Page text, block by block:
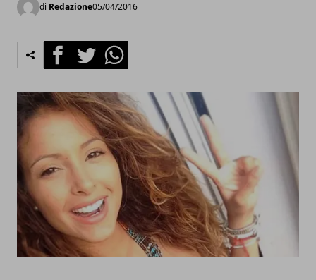
di Redazione05/04/2016
FacebookTwitterWhatsapp